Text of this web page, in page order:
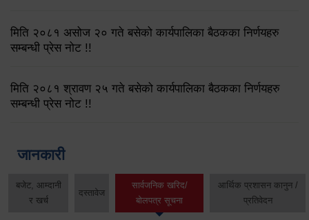
मिति २०८१ असोज २० गते बसेको कार्यपालिका बैठकका निर्णयहरु
सम्बन्धी प्रेस नोट !!
मिति २०८१ श्रावण २५ गते बसेको कार्यपालिका बैठकका निर्णयहरु
सम्बन्धी प्रेस नोट !!
जानकारी
बजेट, आम्दानी
र खर्च
दस्तावेज
सार्वजनिक खरिद/
बोलपत्र सूचना
आर्थिक प्रशासन कानुन /
प्रतिवेदन